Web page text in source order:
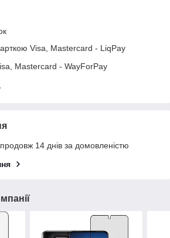
Visa, Mastercard - LiqPay
Mastercard - WayForPay
14 днів за домовленістю